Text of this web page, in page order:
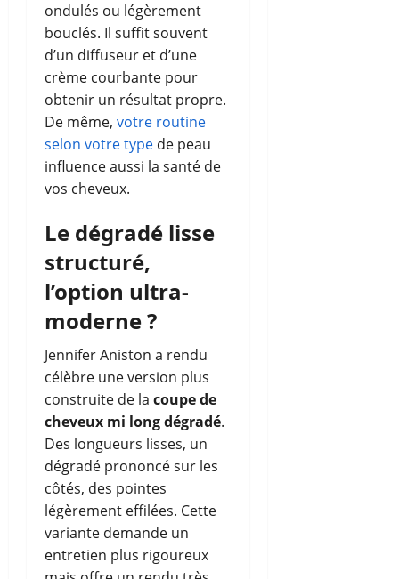
ondulés ou légèrement
bouclés. Il suffit souvent
d’un diffuseur et d’une
crème courbante pour
obtenir un résultat propre.
De même, votre routine
selon votre type de peau
influence aussi la santé de
vos cheveux.
Le dégradé lisse
structuré,
l’option ultra-
moderne ?
Jennifer Aniston a rendu
célèbre une version plus
construite de la coupe de
cheveux mi long dégradé.
Des longueurs lisses, un
dégradé prononcé sur les
côtés, des pointes
légèrement effilées. Cette
variante demande un
entretien plus rigoureux